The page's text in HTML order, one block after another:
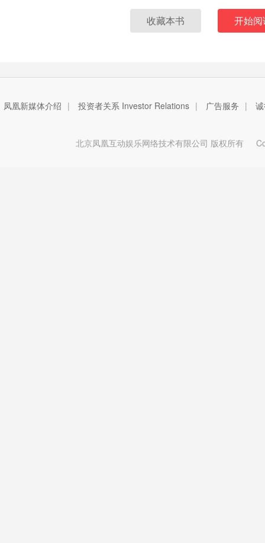
收藏本书 开始阅
凤凰新媒体介绍 | 投资者关系 Investor Relations | 广告服务 |
北京凤凰互动娱乐网络技术有限公司 版权所有